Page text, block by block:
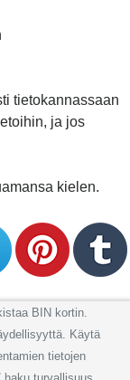
tietokannassaan
ja jos
kielen.
BIN kortin.
Käytä
tietojen